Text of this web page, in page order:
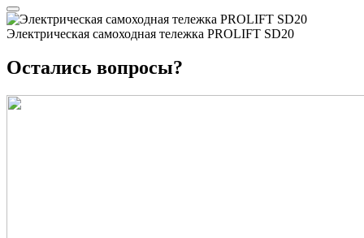
Электрическая самоходная тележка PROLIFT SD20
Остались вопросы?